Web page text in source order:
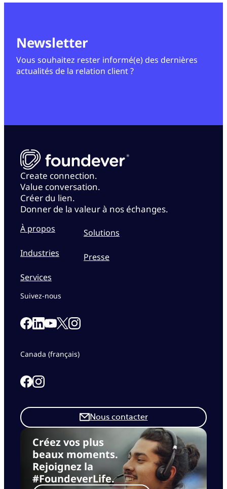
Newsletter
Vous souhaitez rester informé(e) des dernières
actualités de la relation client ?
Create connection.
Value conversation.
Créer du lien.
Donner de la valeur à nos échanges.
À propos
Industries
Services
Solutions
Presse
Créez vos plus
beaux moments.
Rejoignez la
#FoundeverLife.
Nous contacter
Suivez-nous
Link to our Facebook page
Link to our Linkedin page
Link to our Youtube page
Link to our X page
Link to our Instagram page
Canada (français)
Link to our Facebook page
Link to our Instagram page